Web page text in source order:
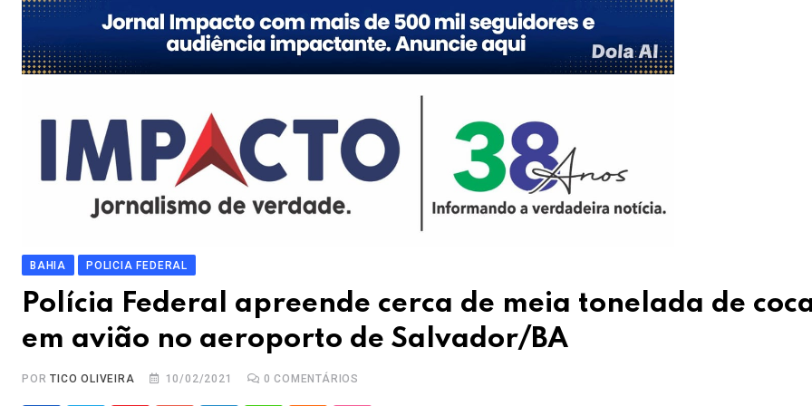
BAHIA POLICIA FEDERAL
Polícia Federal apreende cerca de meia tonelada de
em avião no aeroporto de Salvador/BA
PORTICO OLIVEIRA 10/02/2021 0 COMENTÁRIOS